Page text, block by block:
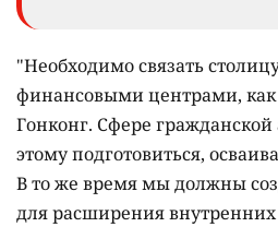
"Необходимо связать
финансовыми центрами,
Гонконг. Сфере
этому подготовиться,
В то же время мы должны
для расширения внутренних